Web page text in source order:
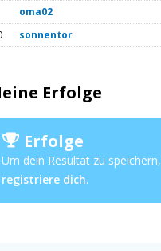
oma02
sonnentor
Erfolge
Erfolge
Um dein Resultat zu speichern,
registriere dich.